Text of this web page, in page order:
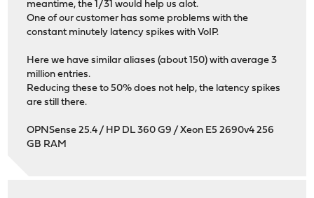
meantime, the 1/31 would help us alot.
One of our customer has some problems with the
constant minutely latency spikes with VoIP.
Here we have similar aliases (about 150) with average 3
million entries.
Reducing these to 50% does not help, the latency spikes
are still there.
OPNSense 25.4 / HP DL 360 G9 / Xeon E5 2690v4 256
GB RAM